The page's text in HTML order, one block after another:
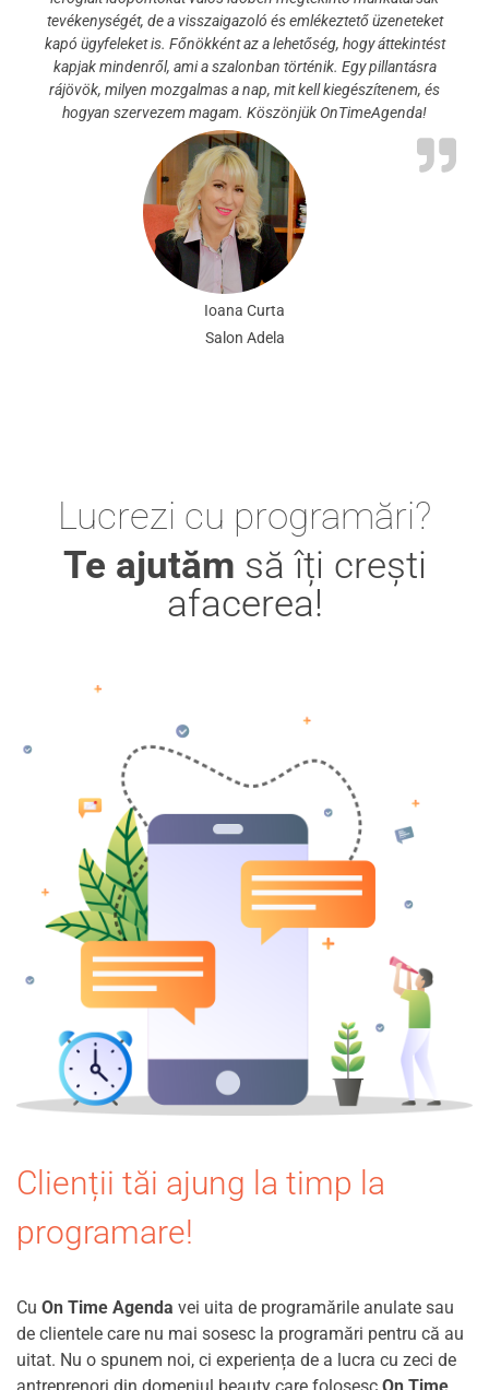
tevékenységét, de a visszaigazoló és emlékeztető üzeneteket
kapó ügyfeleket is. Főnökként az a lehetőség, hogy áttekintést
kapjak mindenről, ami a szalonban történik. Egy pillantásra
rájövök, milyen mozgalmas a nap, mit kell kiegészítenem, és
hogyan szervezem magam. Köszönjük OnTimeAgenda!
Ioana Curta
Salon Adela
Lucrezi cu programări?
Te ajutăm să îți crești
afacerea!
Clienții tăi ajung la timp la
programare!
Cu On Time Agenda vei uita de programările anulate sau
de clientele care nu mai sosesc la programări pentru că au
uitat. Nu o spunem noi, ci experiența de a lucra cu zeci de